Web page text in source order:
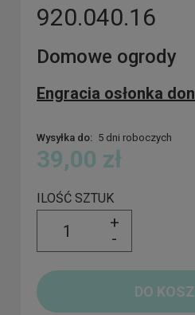
920.040.16
Domowe ogrody
Engracia osłonka
Wysyłka do: 5 dni roboczych
39,00 zł
ILOŚĆ SZTUK
+
-
DO